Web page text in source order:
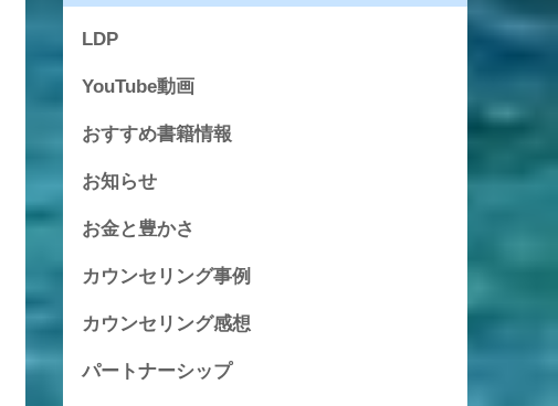
LDP
YouTube動画
おすすめ書籍情報
お知らせ
お金と豊かさ
カウンセリング事例
カウンセリング感想
パートナーシップ